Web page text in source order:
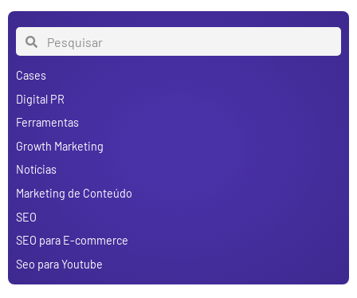
Cases
Digital PR
Ferramentas
Growth Marketing
Notícias
Marketing de Conteúdo
SEO
SEO para E-commerce
Seo para Youtube